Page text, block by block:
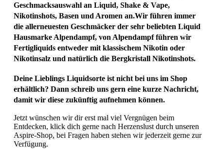
Geschmacksauswahl an Liquid, Shake & Vape,
Nikotinshots, Basen und Aromen an.Wir führen immer
die allerneuesten Geschmäcker der sehr beliebten Liquid
Hausmarke Alpendampf, von Alpendampf führen wir
Fertigliquids entweder mit klassischem Nikotin oder
Nikotinsalz und natürlich die Bergkristall Nikotinshots.
Deine Lieblings Liquidsorte ist nicht bei uns im Shop
erhältlich? Dann schreib uns gern eine kurze Nachricht,
damit wir diese zukünftig aufnehmen können.
Jetzt wünschen wir dir erst mal viel Vergnügen beim
Entdecken, klick dich gerne nach Herzenslust durch unseren
Aspire-Shop, bei Fragen haben stehen wir jederzeit gerne zur
Verfügung.